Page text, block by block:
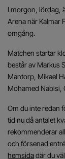
I morgon, lördag,
Arena när Kalmar
omgång.
Matchen startar
består av Markus
Mantorp, Mikael
Mohamed Nablsi,
Om du inte redan
tid nu då antalet
rekommenderar
och försenad
hemsidadär du